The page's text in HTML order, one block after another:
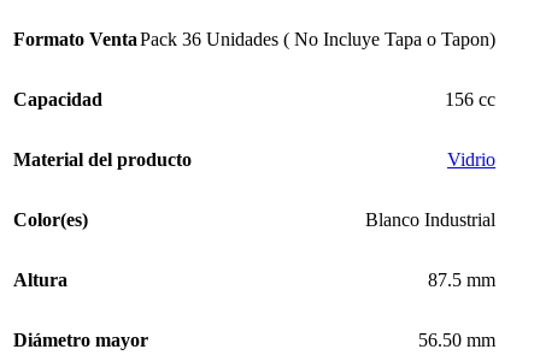
Formato VentaPack 36 Unidades ( No Incluye Tapa o Tapon)
Capacidad 156 cc
Material del producto Vidrio
Color(es) Blanco Industrial
Altura 87.5 mm
Diámetro mayor 56.50 mm